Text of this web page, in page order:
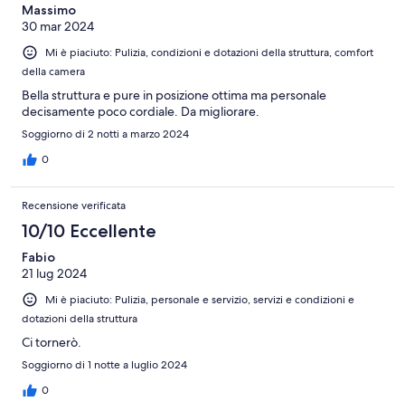
Massimo
30 mar 2024
Mi è piaciuto: Pulizia, condizioni e dotazioni della struttura, comfort
della camera
Bella struttura e pure in posizione ottima ma personale
decisamente poco cordiale. Da migliorare.
Soggiorno di 2 notti a marzo 2024
0
Recensione verificata
10/10 Eccellente
Fabio
21 lug 2024
Mi è piaciuto: Pulizia, personale e servizio, servizi e condizioni e
dotazioni della struttura
Ci tornerò.
Soggiorno di 1 notte a luglio 2024
0